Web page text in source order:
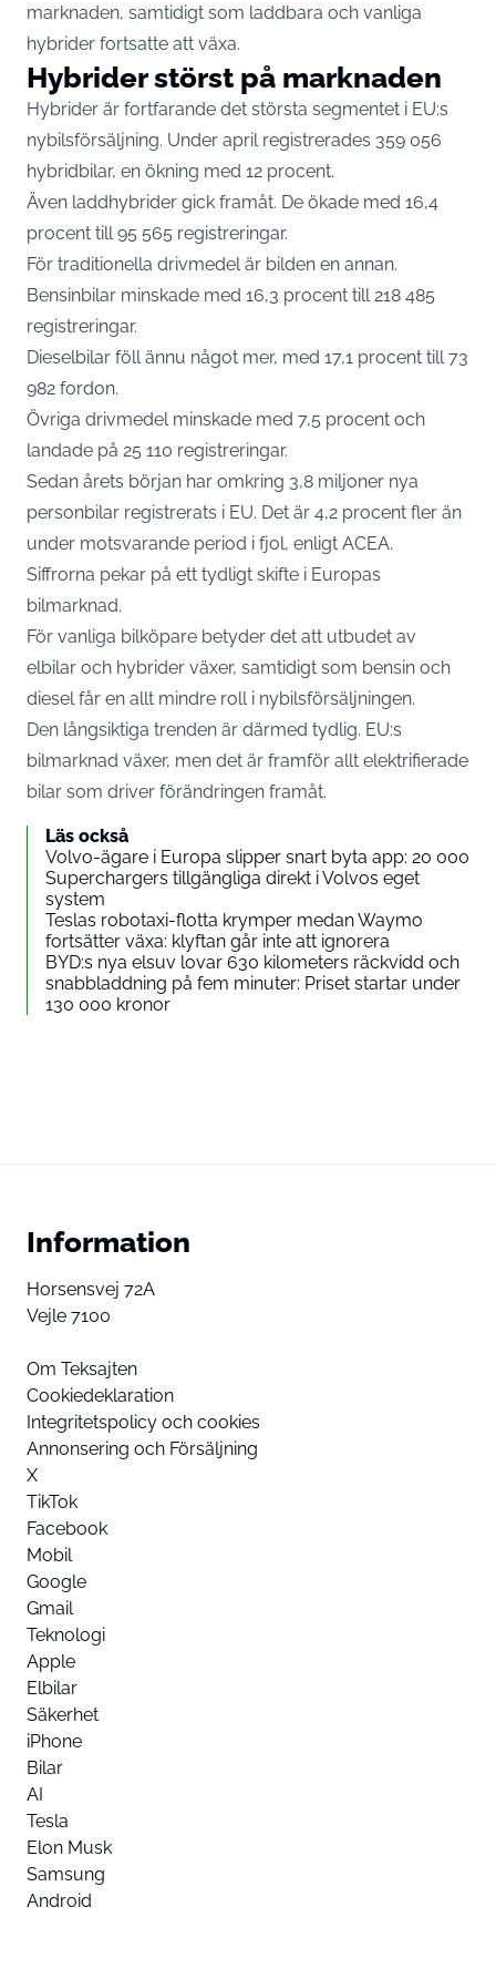
marknaden, samtidigt som laddbara och vanliga
hybrider fortsatte att växa.
Hybrider störst på marknaden
Hybrider är fortfarande det största segmentet i EU:s
nybilsförsäljning. Under april registrerades 359 056
hybridbilar, en ökning med 12 procent.
Även laddhybrider gick framåt. De ökade med 16,4
procent till 95 565 registreringar.
För traditionella drivmedel är bilden en annan.
Bensinbilar minskade med 16,3 procent till 218 485
registreringar.
Dieselbilar föll ännu något mer, med 17,1 procent till 73
982 fordon.
Övriga drivmedel minskade med 7,5 procent och
landade på 25 110 registreringar.
Sedan årets början har omkring 3,8 miljoner nya
personbilar registrerats i EU. Det är 4,2 procent fler än
under motsvarande period i fjol, enligt ACEA.
Siffrorna pekar på ett tydligt skifte i Europas
bilmarknad.
För vanliga bilköpare betyder det att utbudet av
elbilar och hybrider växer, samtidigt som bensin och
diesel får en allt mindre roll i nybilsförsäljningen.
Den långsiktiga trenden är därmed tydlig. EU:s
bilmarknad växer, men det är framför allt elektrifierade
bilar som driver förändringen framåt.
Läs också
Volvo-ägare i Europa slipper snart byta app: 20 000
Superchargers tillgängliga direkt i Volvos eget
system
Teslas robotaxi-flotta krymper medan Waymo
fortsätter växa: klyftan går inte att ignorera
BYD:s nya elsuv lovar 630 kilometers räckvidd och
snabbladdning på fem minuter: Priset startar under
130 000 kronor
Information
Horsensvej 72A
Vejle 7100
Om Teksajten
Cookiedeklaration
Integritetspolicy och cookies
Annonsering och Försäljning
X
TikTok
Facebook
Mobil
Google
Gmail
Teknologi
Apple
Elbilar
Säkerhet
iPhone
Bilar
AI
Tesla
Elon Musk
Samsung
Android